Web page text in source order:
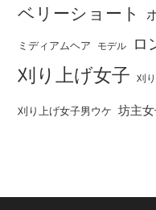
ベリーショート
ミディアムヘア モデル ロ
刈り上げ女子 刈
刈り上げ女子男ウケ 坊主